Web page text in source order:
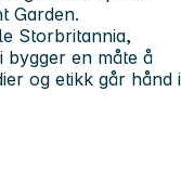
Garden.
Storbritannia,
bygger en måte å
og etikk går hånd i